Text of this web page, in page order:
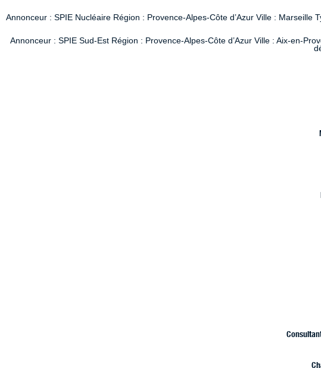
Annonceur : SPIE Nucléaire Région : Provence-Alpes-Côte d’Azur Ville :
Annonceur : SPIE Sud-Est Région : Provence-Alpes-Côte d’Azur Ville : Aix-en-